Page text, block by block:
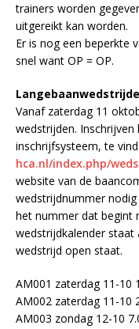
trainers worden
uitgereikt kan worden.
Er is nog een beperkte
snel want OP = OP.
Vanaf zaterdag 11
wedstrijden. Inschrijven
inschrijfsysteem, te
hca.nl/index.php/
website van de
wedstrijdnummer
het nummer dat begint
wedstrijdkalender staat
wedstrijd open staat.
AM001 zaterdag 11-10
AM002 zaterdag 11-10
AM003 zondag 12-10